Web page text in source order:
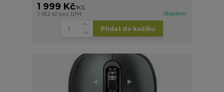
1 999 Kč/KS
1 652 Kč bez DPH Skladem
Přidat do košíku